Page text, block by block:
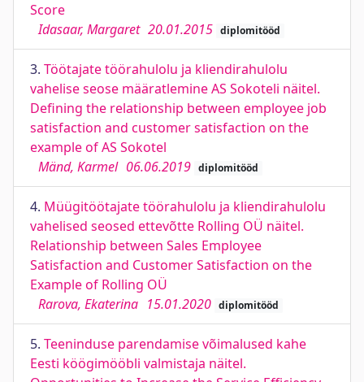
Score
Idasaar, Margaret 20.01.2015 diplomitööd
3. Töötajate töörahulolu ja kliendirahulolu
vahelise seose määratlemine AS Sokoteli näitel.
Defining the relationship between employee job
satisfaction and customer satisfaction on the
example of AS Sokotel
Mänd, Karmel 06.06.2019 diplomitööd
4. Müügitöötajate töörahulolu ja kliendirahulolu
vahelised seosed ettevõtte Rolling OÜ näitel.
Relationship between Sales Employee
Satisfaction and Customer Satisfaction on the
Example of Rolling OÜ
Rarova, Ekaterina 15.01.2020 diplomitööd
5. Teeninduse parendamise võimalused kahe
Eesti köögimööbli valmistaja näitel.